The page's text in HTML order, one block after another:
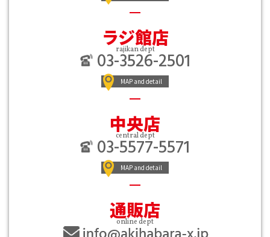
ラジ館店
rajikan dept
03-3526-2501
MAP and detail
中央店
central dept
03-5577-5571
MAP and detail
通販店
online dept